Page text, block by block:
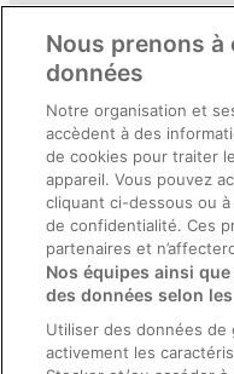
Conditions générales du
Directives de contenu et
Aide
Soutien
Annuler votre réservation
Échéances de
Nous prenons
données
Notre organisation et
accèdent à des
de cookies pour traiter
appareil. Vous pouvez
cliquant ci-dessous ou
de confidentialité. Ces
partenaires et
Nos équipes ainsi
des données selon
Utiliser des données de
activement les